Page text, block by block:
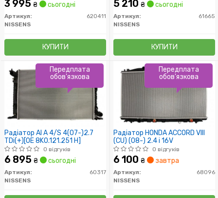
3 995 ₴ сьогодні
Артикул:
620411
NISSENS
КУПИТИ
5 210 ₴ сьогодні
Артикул:
61665
NISSENS
КУПИТИ
Радіатор AI A 4/S 4(07-)2.7
TDi(+)[OE 8K0.121.251 H]
0 відгуків
6 895 ₴ сьогодні
Артикул:
60317
NISSENS
Передплата
обов'язкова
Радіатор HONDA ACCORD VIII
(CU) (08-) 2.4 i 16V
0 відгуків
6 100 ₴ завтра
Артикул:
68096
NISSENS
Передплата
обов'язкова